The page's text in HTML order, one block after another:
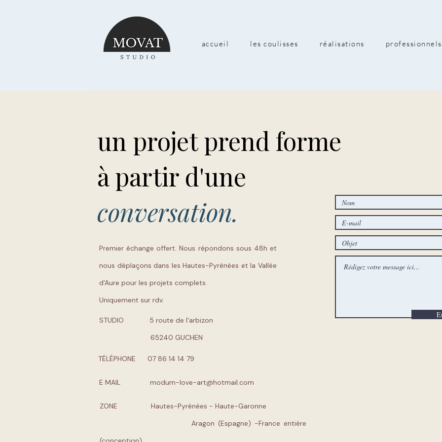
accueil les coulisses réalisations professionnels
un projet prend forme
à partir d'une
conversation.
Premier échange offert. Nous répondons sous 48h et
nous déplaçons dans les Hautes-Pyrénées et la Vallée
d'Aure pour les projets complets.
Uniquement sur rdv.
STUDIO 5 route de l'arbizon
65240 GUCHEN
TÉLÉPHONE 07 86 14 14 79
E MAIL modum-love-art@hotmail.com
ZONE Hautes-Pyrénées - Haute-Garonne
Aragon (Espagne) -France entière